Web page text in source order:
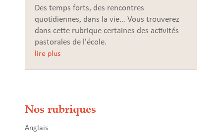
Des temps forts, des rencontres
quotidiennes, dans la vie… Vous trouverez
dans cette rubrique certaines des activités
pastorales de l'école.
lire plus
Nos rubriques
Anglais